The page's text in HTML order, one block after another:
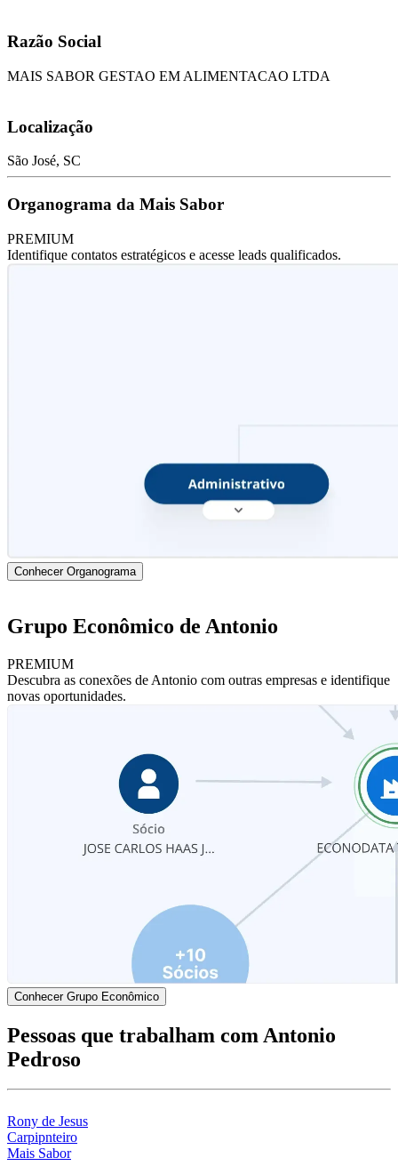
Razão Social
MAIS SABOR GESTAO EM ALIMENTACAO LTDA
Localização
São José, SC
Organograma da Mais Sabor
PREMIUM
Identifique contatos estratégicos e acesse leads qualificados.
Conhecer Organograma
Grupo Econômico de Antonio
PREMIUM
Descubra as conexões de Antonio com outras empresas e identifique
novas oportunidades.
Conhecer Grupo Econômico
Pessoas que trabalham com Antonio
Pedroso
Rony de Jesus
Carpipnteiro
Mais Sabor